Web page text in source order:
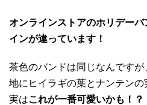
オンラインストアのホリデー
インが違っています！
茶色のバンドは同じなんです
地にヒイラギの葉とナンテンの
実はこれが一番可愛いかも！？